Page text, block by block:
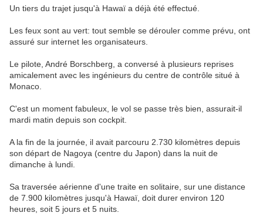
Un tiers du trajet jusqu'à Hawaï a déjà été effectué.
Les feux sont au vert: tout semble se dérouler comme prévu, ont
assuré sur internet les organisateurs.
Le pilote, André Borschberg, a conversé à plusieurs reprises
amicalement avec les ingénieurs du centre de contrôle situé à
Monaco.
C'est un moment fabuleux, le vol se passe très bien, assurait-il
mardi matin depuis son cockpit.
A la fin de la journée, il avait parcouru 2.730 kilomètres depuis
son départ de Nagoya (centre du Japon) dans la nuit de
dimanche à lundi.
Sa traversée aérienne d'une traite en solitaire, sur une distance
de 7.900 kilomètres jusqu'à Hawaï, doit durer environ 120
heures, soit 5 jours et 5 nuits.